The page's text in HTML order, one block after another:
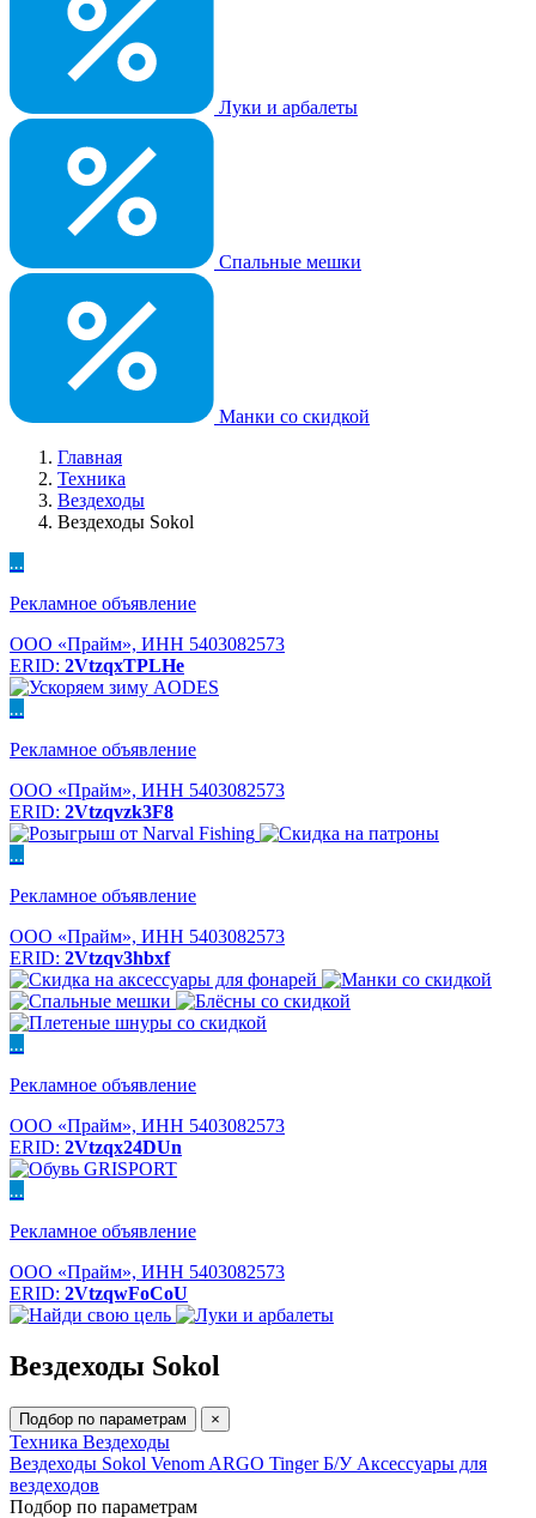
Луки и арбалеты
Спальные мешки
Манки со скидкой
Главная
Техника
Вездеходы
Вездеходы Sokol
...
Рекламное объявление
ООО «Прайм», ИНН 5403082573
ERID: 2VtzqxTPLHe
...
Рекламное объявление
ООО «Прайм», ИНН 5403082573
ERID: 2Vtzqvzk3F8
...
Рекламное объявление
ООО «Прайм», ИНН 5403082573
ERID: 2Vtzqv3hbxf
...
Рекламное объявление
ООО «Прайм», ИНН 5403082573
ERID: 2Vtzqx24DUn
...
Рекламное объявление
ООО «Прайм», ИНН 5403082573
ERID: 2VtzqwFoCoU
Вездеходы Sokol
Подбор по параметрам ×
Техника Вездеходы
Вездеходы Sokol Venom ARGO TingerБ/У Аксессуары для
вездеходов
Подбор по параметрам